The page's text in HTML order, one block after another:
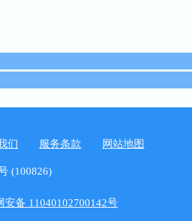
们 服务条款 网站地图
(100826)
安备 11040102700142号